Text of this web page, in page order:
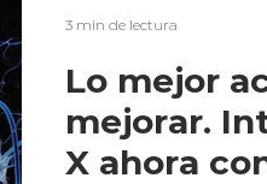
Lo mejor
mejorar.
X ahora
3 min de lectura